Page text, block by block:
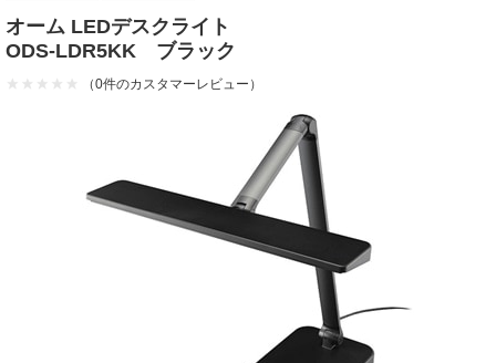
オーム LEDデスクライト
ODS-LDR5KK ブラック
（0件のカスタマーレビュー）